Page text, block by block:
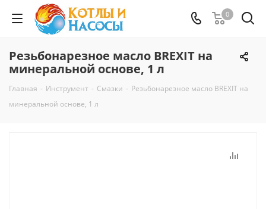
0
Резьбонарезное масло BREXIT на
минеральной основе, 1 л
Главная - Инструмент - Смазки - Резьбонарезное масло BREXIT на
минеральной основе, 1 л